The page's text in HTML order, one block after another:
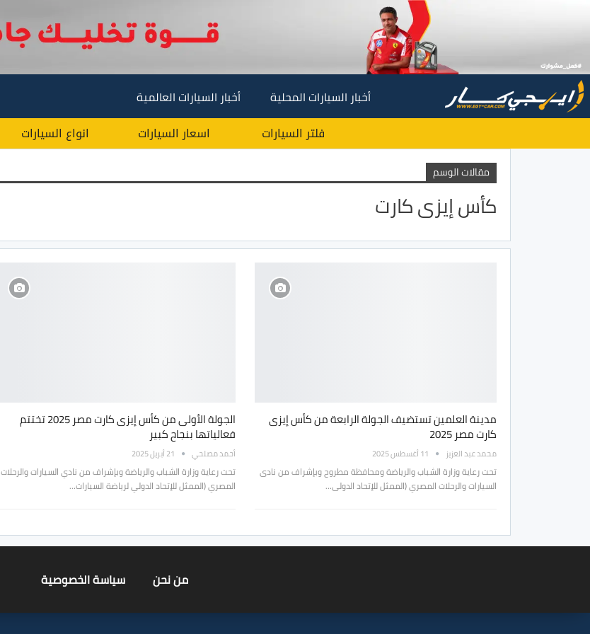
أخبار السيارات المحلية أخبار السيارات العالمية
فلتر السيارات اسعار السيارات انواع السيارات
مقالات الوسم
كأس إيزى كارت
مدينة العلمين تستضيف الجولة الرابعة من كأس إيزى
كارت مصر 2025
محمد عبد العزيز 11 أغسطس 2025
تحت رعاية وزارة الشباب والرياضة ومحافظة مطروح وبإشراف من نادى
السيارات والرحلات المصري (الممثل للإتحاد الدولى…
الجولة الأولى من كأس إيزى كارت مصر 2025 تختتم
فعالياتها بنجاح كبير
أحمد مصلحي 21 أبريل 2025
تحت رعاية وزارة الشباب والرياضة وبإشراف من نادي السيارات والرحلات
المصري (الممثل للإتحاد الدولي لرياضة السيارات…
من نحن سياسة الخصوصية